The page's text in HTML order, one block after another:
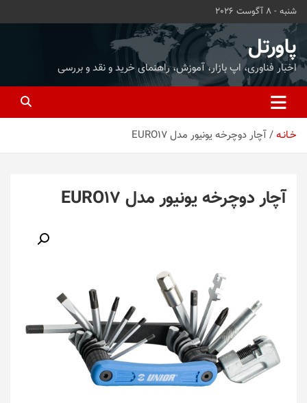
محتوا
بروید
شنبه - 8 آگوست 2026
پاورتل
اخبار فناوری، اپ بازار، آموزش، راهنمای خرید و نقد و بررسی
خـانـه آچار دوچرخه یونیور مدل EURO17
آچار دوچرخه یونیور مدل EURO17